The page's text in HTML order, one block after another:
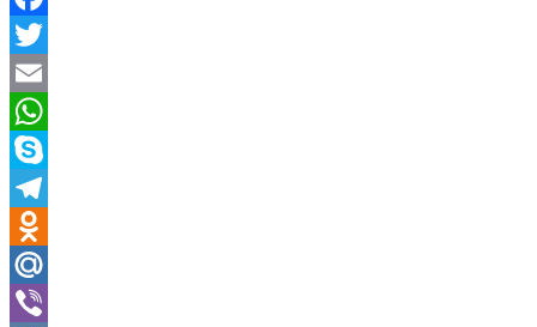
Facebook
Twitter
Email
WhatsApp
Skype
Telegram
Odnoklassniki
Mail.Ru